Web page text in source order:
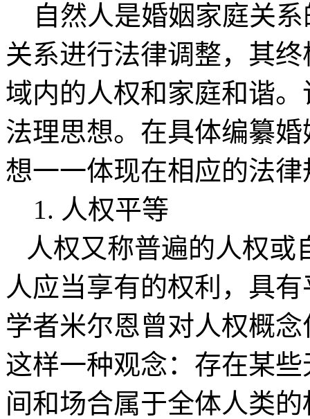
自然人是婚姻家庭关系
关系进行法律调整，其
域内的人权和家庭和谐
法理思想。在具体编纂
想一一体现在相应的法
1. 人权平等
人权又称普遍的人权或
人应当享有的权利，具
学者米尔恩曾对人权概
这样一种观念：存在某
间和场合属于全体人类